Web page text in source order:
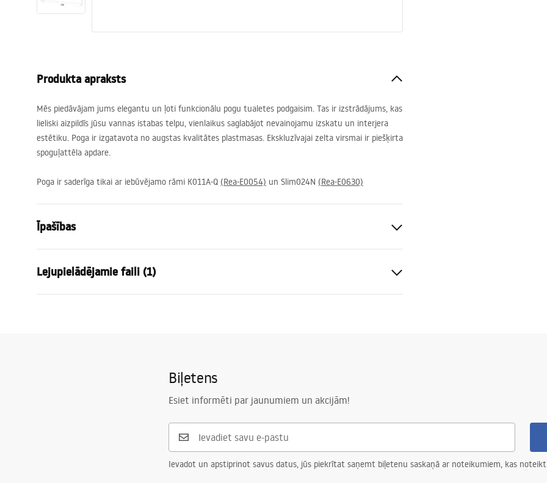
Produkta apraksts
Mēs piedāvājam jums elegantu un ļoti funkcionālu pogu tualetes podgaisim. Tas ir izstrādājums, kas
lieliski aizpildīs jūsu vannas istabas telpu, vienlaikus saglabājot nevainojamu izskatu un interjera
estētiku. Poga ir izgatavota no augstas kvalitātes plastmasas. Ekskluzīvajai zelta virsmai ir piešķirta
spoguļattēla apdare.
Poga ir saderīga tikai ar iebūvējamo rāmi K011A-Q (Rea-E0054) un Slim024N (Rea-E0630)
Īpašības
Materiāls
Augstums
155mm
Lejupielādējamie faili (1)
Biļetens
Esiet informēti par jaunumiem un akcijām!
Ievadot un apstiprinot savus datus, jūs piekrītat saņemt biļetenu saskaņā ar noteikumiem, kas